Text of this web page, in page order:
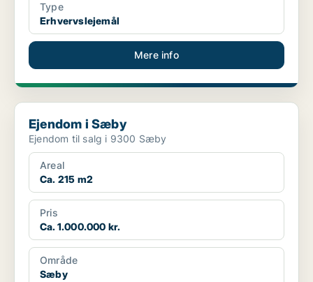
Type
Erhvervslejemål
Mere info
Ejendom i Sæby
Ejendom i Sæby
Ejendom til salg i 9300 Sæby
Areal
Ca. 215 m2
Pris
Ca. 1.000.000 kr.
Område
Sæby